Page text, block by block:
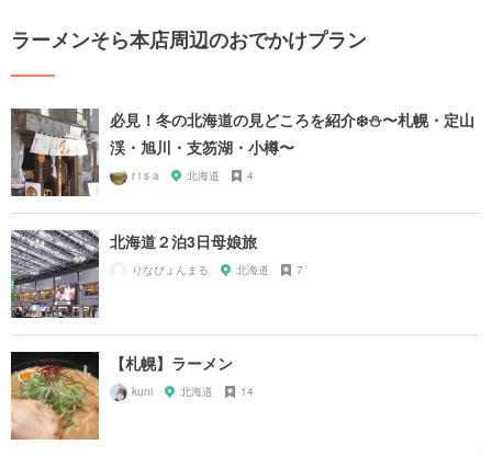
ラーメンそら本店周辺のおでかけプラン
必見！冬の北海道の見どころを紹介❄️⛄️〜札幌・定山
渓・旭川・支笏湖・小樽〜
r i s a 北海道 4
北海道２泊3日母娘旅
りなぴょんまる 北海道 7
【札幌】ラーメン
kuni 北海道 14